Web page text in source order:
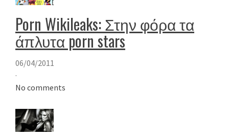
Porn Wikileaks: Στην φόρα τα
άπλυτα porn stars
06/04/2011
·
No comments